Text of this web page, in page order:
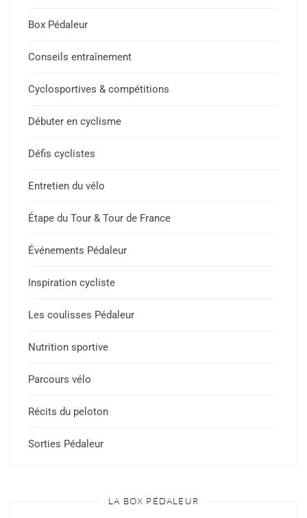
Box Pédaleur
Conseils entraînement
Cyclosportives & compétitions
Débuter en cyclisme
Défis cyclistes
Entretien du vélo
Étape du Tour & Tour de France
Événements Pédaleur
Inspiration cycliste
Les coulisses Pédaleur
Nutrition sportive
Parcours vélo
Récits du peloton
Sorties Pédaleur
LA BOX PÉDALEUR